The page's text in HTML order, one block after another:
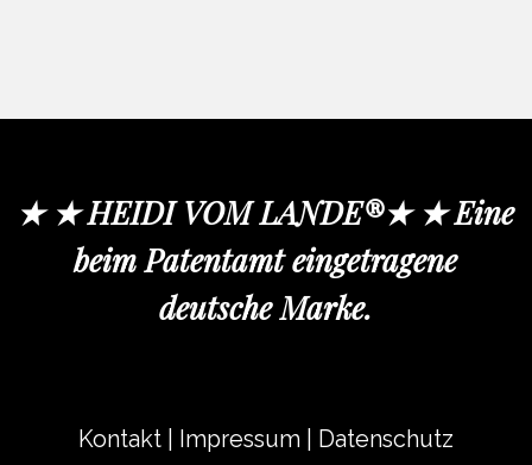
★ ★ HEIDI VOM LANDE®★ ★ Eine
beim Patentamt eingetragene
deutsche Marke.
Kontakt Impressum Datenschutz